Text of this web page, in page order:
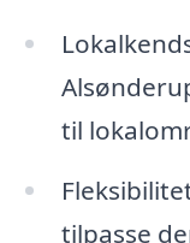
til
tilpasse